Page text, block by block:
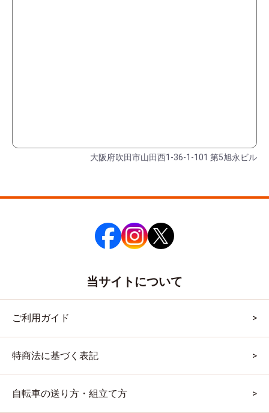
大阪府吹田市山田西1-36-1-101 第5旭永ビル
当サイトについて
ご利用ガイド
特商法に基づく表記
自転車の送り方・組立て方